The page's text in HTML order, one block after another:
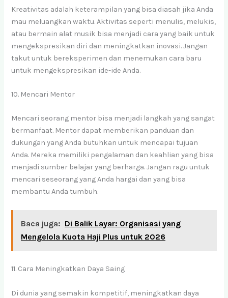
Kreativitas adalah keterampilan yang bisa diasah jika Anda
mau meluangkan waktu. Aktivitas seperti menulis, melukis,
atau bermain alat musik bisa menjadi cara yang baik untuk
mengekspresikan diri dan meningkatkan inovasi. Jangan
takut untuk bereksperimen dan menemukan cara baru
untuk mengekspresikan ide-ide Anda.
10. Mencari Mentor
Mencari seorang mentor bisa menjadi langkah yang sangat
bermanfaat. Mentor dapat memberikan panduan dan
dukungan yang Anda butuhkan untuk mencapai tujuan
Anda. Mereka memiliki pengalaman dan keahlian yang bisa
menjadi sumber belajar yang berharga. Jangan ragu untuk
mencari seseorang yang Anda hargai dan yang bisa
membantu Anda tumbuh.
Baca juga: Di Balik Layar: Organisasi yang
Mengelola Kuota Haji Plus untuk 2026
11. Cara Meningkatkan Daya Saing
Di dunia yang semakin kompetitif, meningkatkan daya